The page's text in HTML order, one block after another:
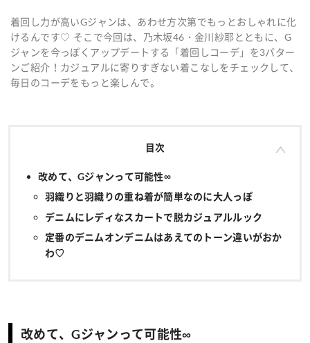
着回し力が高いGジャンは、あわせ方次第でもっとおしゃれに化
けるんです♡ そこで今回は、乃木坂46・金川紗耶とともに、G
ジャンを今っぽくアップデートする「着回しコーデ」を3パター
ンご紹介！カジュアルに寄りすぎない着こなしをチェックして、
毎日のコーデをもっと楽しんで。
目次
改めて、Gジャンって可能性∞
羽織りと羽織りの重ね着が簡単なのに大人っぽ
デニムにレディなスカートで脱カジュアルルック
定番のデニムオンデニムはあえてのトーン違いがおか
わ♡
改めて、Gジャンって可能性∞